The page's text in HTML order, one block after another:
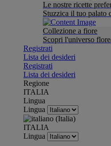
Le nostre ricette
Stuzzica il tuo palato
Collezione a fiore
Scopri l'universo
Registrati
Lista dei desideri
Registrati
Lista dei desideri
Regione
ITALIA
Lingua
Lingua
ITALIA
Lingua